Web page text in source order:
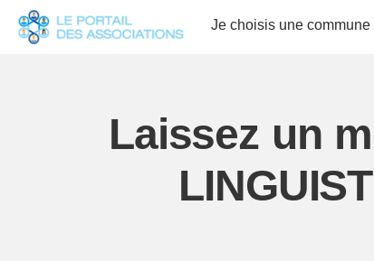
Je choisis une commune
Laissez un
Panneau de gestion des cookies